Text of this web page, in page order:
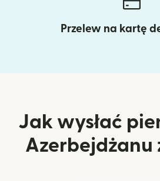
Przelew na kartę
Jak wysłać
Azerbejdżanu